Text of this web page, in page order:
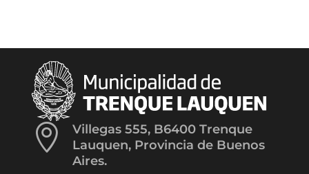

Villegas 555, B6400 Trenque
Lauquen, Provincia de Buenos
Aires.